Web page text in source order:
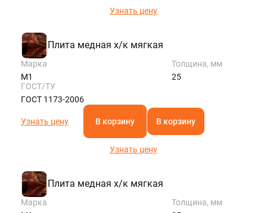
Узнать цену
Плита медная х/к мягкая
Марка
М1
Толщина, мм
25
ГОСТ/ТУ
ГОСТ 1173-2006
Узнать цену В корзину В корзину
Узнать цену
Плита медная х/к мягкая
Марка
Толщина, мм